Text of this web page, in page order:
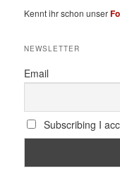
Kennt ihr schon unser
NEWSLETTER
Email
Subscribing I